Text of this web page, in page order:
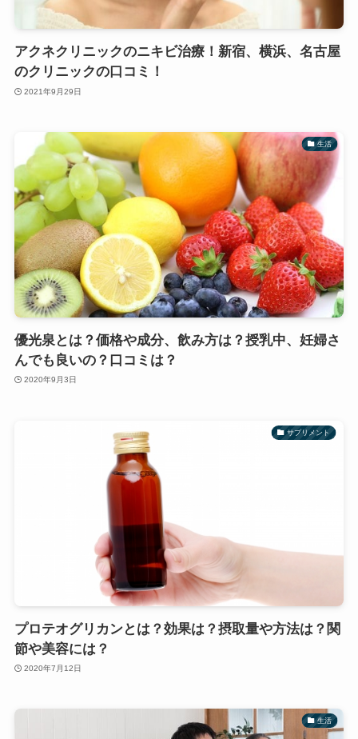
アクネクリニックのニキビ治療！新宿、横浜、名古屋
のクリニックの口コミ！
2021年9月29日
生活
優光泉とは？価格や成分、飲み方は？授乳中、妊婦さ
んでも良いの？口コミは？
2020年9月3日
サプリメント
プロテオグリカンとは？効果は？摂取量や方法は？関
節や美容には？
2020年7月12日
生活